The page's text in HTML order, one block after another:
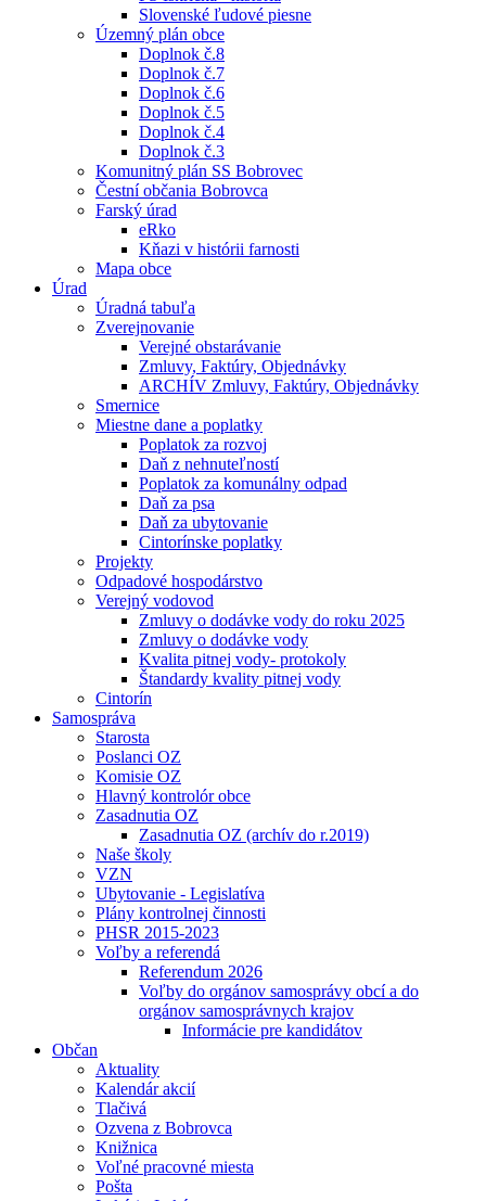
Slovenské ľudové piesne
Územný plán obce
Doplnok č.8
Doplnok č.7
Doplnok č.6
Doplnok č.5
Doplnok č.4
Doplnok č.3
Komunitný plán SS Bobrovec
Čestní občania Bobrovca
Farský úrad
eRko
Kňazi v histórii farnosti
Mapa obce
Úrad
Úradná tabuľa
Zverejnovanie
Verejné obstarávanie
Zmluvy, Faktúry, Objednávky
ARCHÍV Zmluvy, Faktúry, Objednávky
Smernice
Miestne dane a poplatky
Poplatok za rozvoj
Daň z nehnuteľností
Poplatok za komunálny odpad
Daň za psa
Daň za ubytovanie
Cintorínske poplatky
Projekty
Odpadové hospodárstvo
Verejný vodovod
Zmluvy o dodávke vody do roku 2025
Zmluvy o dodávke vody
Kvalita pitnej vody- protokoly
Štandardy kvality pitnej vody
Cintorín
Samospráva
Starosta
Poslanci OZ
Komisie OZ
Hlavný kontrolór obce
Zasadnutia OZ
Zasadnutia OZ (archív do r.2019)
Naše školy
VZN
Ubytovanie - Legislatíva
Plány kontrolnej činnosti
PHSR 2015-2023
Voľby a referendá
Referendum 2026
Voľby do orgánov samosprávy obcí a do
orgánov samosprávnych krajov
Informácie pre kandidátov
Občan
Aktuality
Kalendár akcií
Tlačivá
Ozvena z Bobrovca
Knižnica
Voľné pracovné miesta
Pošta